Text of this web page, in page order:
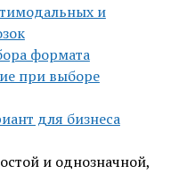
и
формата
при выборе
для бизнеса
и однозначной,